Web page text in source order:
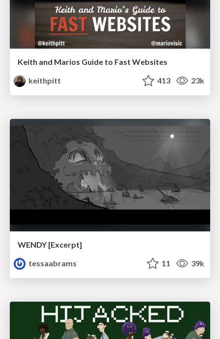
Keith and Marios Guide to Fast Websites
keithpitt
413 23k
WENDY [Excerpt]
tessaabrams
11 39k